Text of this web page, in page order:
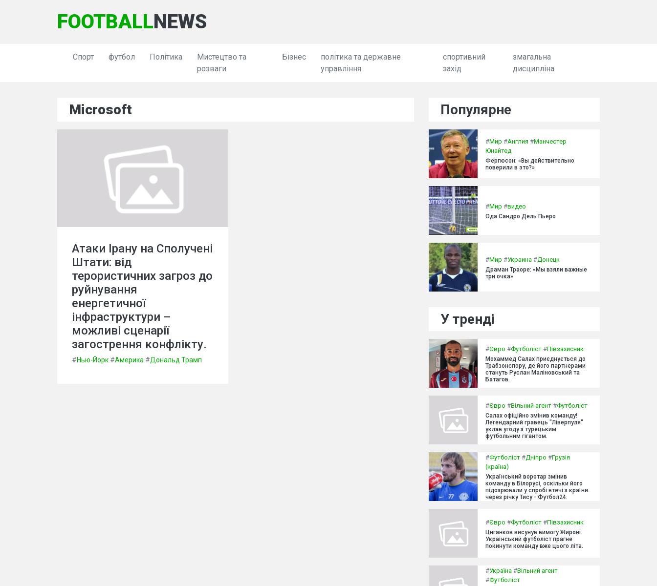
FOOTBALLNEWS
Спорт футбол Політика
Мистецтво та
розваги
Бізнес
політика та державне
управління
спортивний
захід
змагальна
дисципліна
Microsoft
Атаки Ірану на Сполучені
Штати: від
терористичних загроз до
руйнування
енергетичної
інфраструктури –
можливі сценарії
загострення конфлікту.
#Нью-Йорк #Америка #Дональд Трамп
Популярне
#Мир #Англия #Манчестер
Юнайтед
Фергюсон: «Вы действительно
поверили в это?»
#Мир #видео
Ода Сандро Дель Пьеро
#Мир #Украина #Донецк
Драман Траоре: «Мы взяли важные
три очка»
У тренді
#Євро #Футболіст #Півзахисник
Мохаммед Салах приєднується до
Трабзонспору, де його партнерами
стануть Руслан Маліновський та
Батагов.
#Євро #Вільний агент #Футболіст
Салах офіційно змінив команду!
Легендарний гравець "Ліверпуля"
уклав угоду з турецьким
футбольним гігантом.
#Футболіст #Дніпро #Грузія
(країна)
Український воротар змінив
команду в Білорусі, оскільки його
підозрювали у спробі втечі з країни
через річку Тису - Футбол24.
#Євро #Футболіст #Півзахисник
Циганков висунув вимогу Жироні.
Український футболіст прагне
покинути команду вже цього літа.
#Україна #Вільний агент
#Футболіст